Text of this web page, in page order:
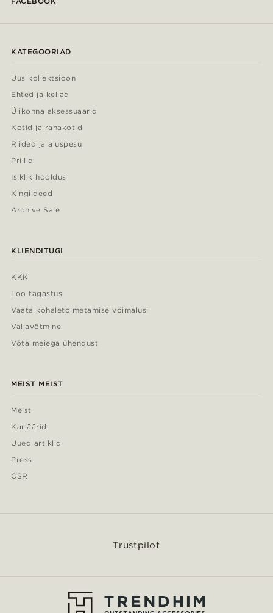
KATEGOORIAD
Uus kollektsioon
Ehted ja kellad
Ülikonna aksessuaarid
Kotid ja rahakotid
Riided ja aluspesu
Prillid
Isiklik hooldus
Kingiideed
Archive Sale
KLIENDITUGI
KKK
Loo tagastus
Vaata kohaletoimetamise võimalusi
Väljavõtmine
Võta meiega ühendust
MEIST MEIST
Meist
Karjäärid
Uued artiklid
Press
CSR
Trustpilot